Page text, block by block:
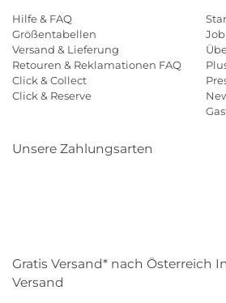
Hilfe & FAQ
Größentabellen
Versand & Lieferung
Retouren & Reklamationen FAQ
Click & Collect
Click & Reserve
Unsere Zahlungsarten
Gratis Versand* nach Österreich
Versand